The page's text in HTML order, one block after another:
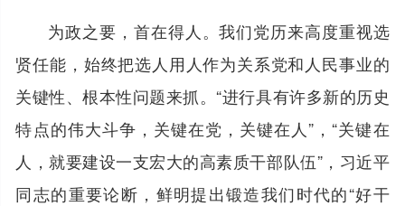
为政之要，首在得人。我们党历来高度重视选
贤任能，始终把选人用人作为关系党和人民事业的
关键性、根本性问题来抓。“进行具有许多新的历史
特点的伟大斗争，关键在党，关键在人”，“关键在
人，就要建设一支宏大的高素质干部队伍”，习近平
同志的重要论断，鲜明提出锻造我们时代的“好干